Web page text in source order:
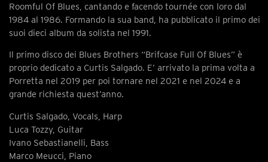
Roomful Of Blues, cantando e facendo tournée con loro dal
1984 al 1986. Formando la sua band, ha pubblicato il primo dei
suoi dieci album da solista nel 1991.
Il primo disco dei Blues Brothers “Brifcase Full Of Blues” è
proprio dedicato a Curtis Salgado. E’ arrivato la prima volta a
Porretta nel 2019 per poi tornare nel 2021 e nel 2024 e a
grande richiesta quest’anno.
Curtis Salgado, Vocals, Harp
Luca Tozzy, Guitar
Ivano Sebastianelli, Bass
Marco Meucci, Piano